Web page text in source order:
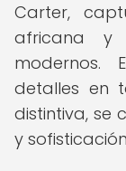
Carter,
africana y
modernos.
detalles en
distintiva, se
y